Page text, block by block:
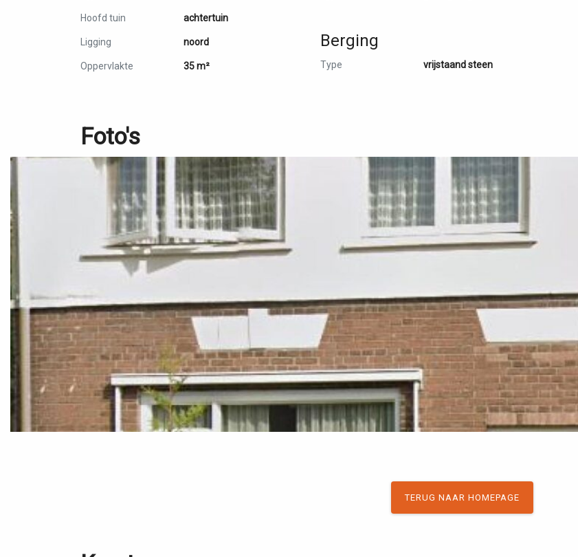
Hoofd tuin achtertuin
Ligging noord
Oppervlakte 35 m²
Berging
Type vrijstaand steen
Foto's
TERUG NAAR HOMEPAGE